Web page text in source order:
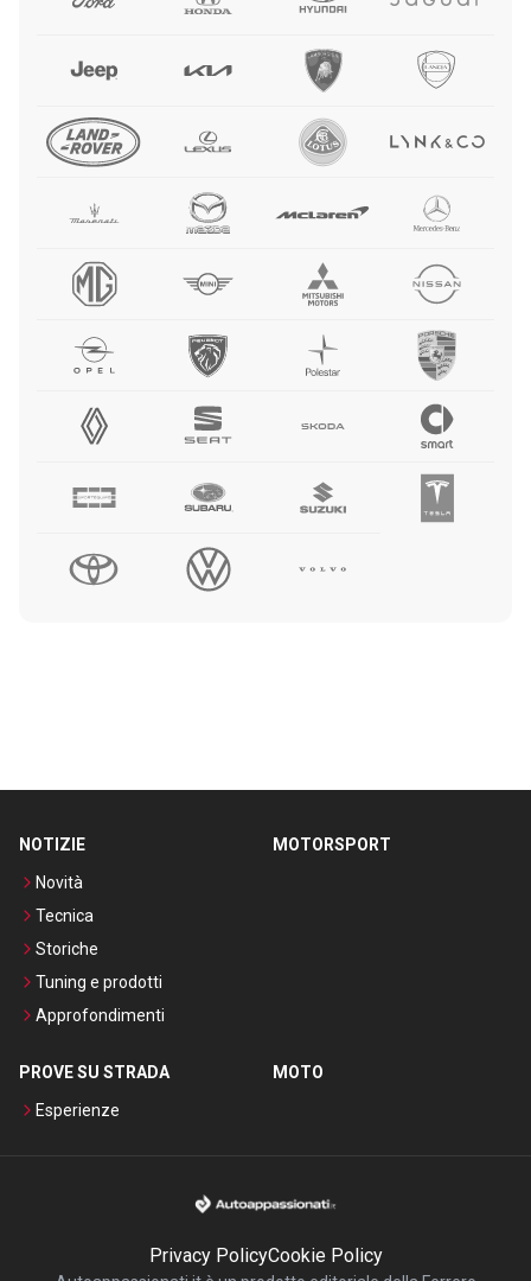
NOTIZIE
Novità
Tecnica
Storiche
Tuning e prodotti
Approfondimenti
MOTORSPORT
PROVE SU STRADA
Esperienze
MOTO
Privacy PolicyCookie Policy